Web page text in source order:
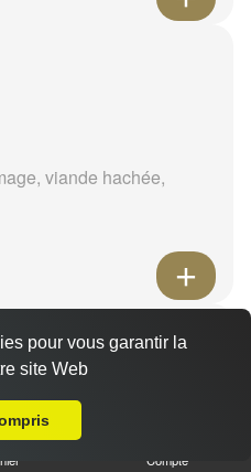
viande hachée,
viande hachée,Compte
pour vous garantir la
site Web